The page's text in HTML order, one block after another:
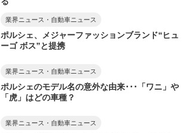
業界ニュース・自動車ニュース
ポルシェ、メジャーファッションブランド“ヒュ
ーゴ ボス”と提携
業界ニュース・自動車ニュース
ポルシェのモデル名の意外な由来･･･「ワニ」や
「虎」はどの車種？
業界ニュース・自動車ニュース